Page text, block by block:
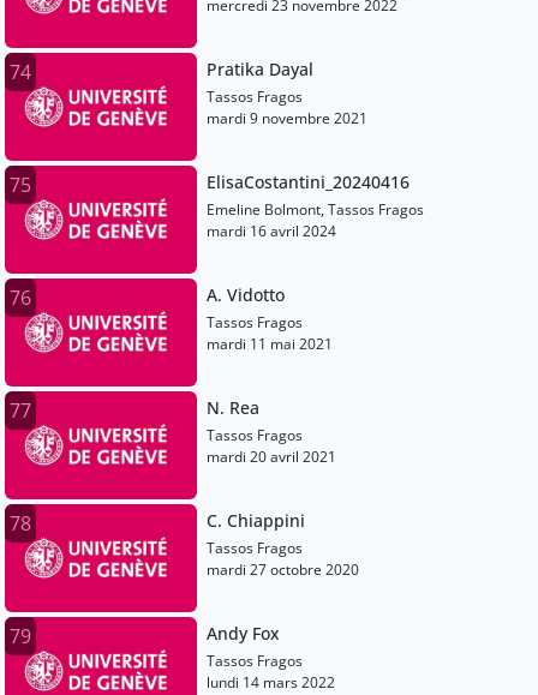
mercredi 23 novembre 2022
74 Pratika Dayal
Tassos Fragos
mardi 9 novembre 2021
75 ElisaCostantini_20240416
Emeline Bolmont, Tassos Fragos
mardi 16 avril 2024
76 A. Vidotto
Tassos Fragos
mardi 11 mai 2021
77 N. Rea
Tassos Fragos
mardi 20 avril 2021
78 C. Chiappini
Tassos Fragos
mardi 27 octobre 2020
79 Andy Fox
Tassos Fragos
lundi 14 mars 2022